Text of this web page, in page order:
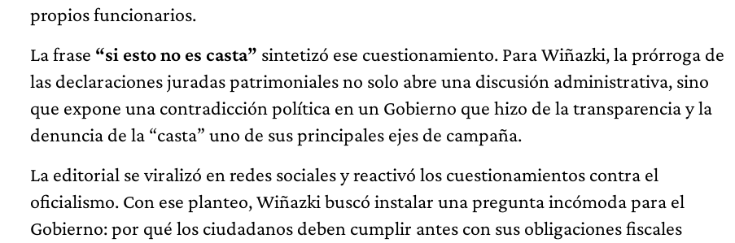
propios funcionarios.
La frase “si esto no es casta” sintetizó ese cuestionamiento. Para Wiñazki, la prórroga de
las declaraciones juradas patrimoniales no solo abre una discusión administrativa, sino
que expone una contradicción política en un Gobierno que hizo de la transparencia y la
denuncia de la “casta” uno de sus principales ejes de campaña.
La editorial se viralizó en redes sociales y reactivó los cuestionamientos contra el
oficialismo. Con ese planteo, Wiñazki buscó instalar una pregunta incómoda para el
Gobierno: por qué los ciudadanos deben cumplir antes con sus obligaciones fiscales